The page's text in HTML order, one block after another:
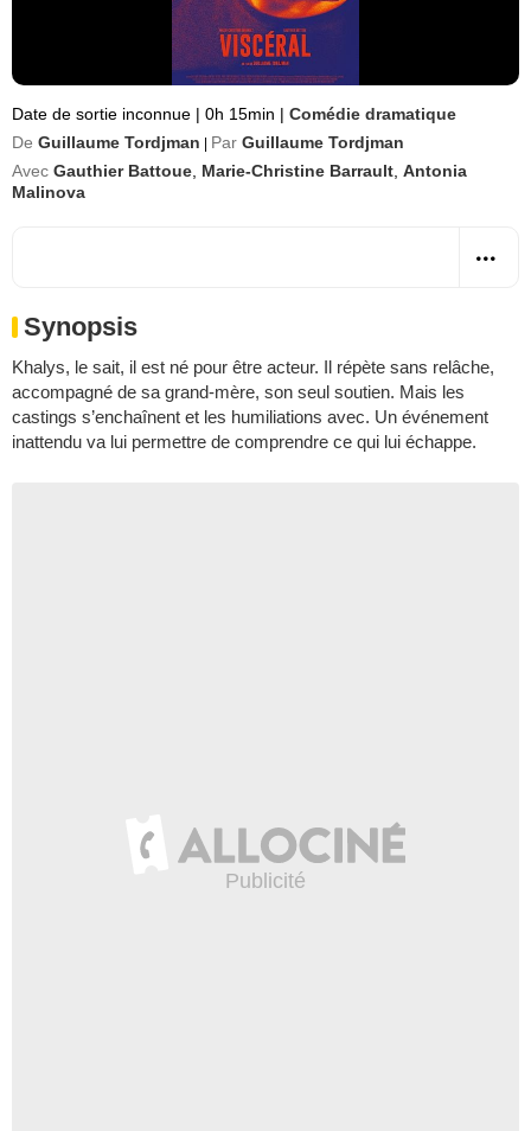
Date de sortie inconnue | 0h 15min | Comédie dramatique
De Guillaume Tordjman Par Guillaume Tordjman
Avec Gauthier Battoue Marie-Christine Barrault Antonia
Malinova
Synopsis
Khalys, le sait, il est né pour être acteur. Il répète sans relâche,
accompagné de sa grand-mère, son seul soutien. Mais les
castings s’enchaînent et les humiliations avec. Un événement
inattendu va lui permettre de comprendre ce qui lui échappe.